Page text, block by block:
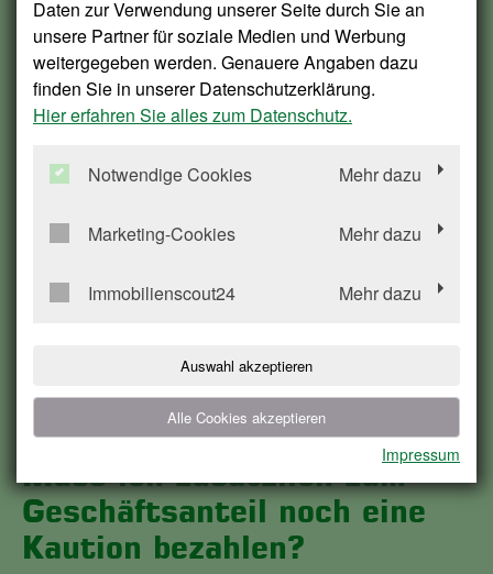
wohnenden Mietparteien der Hundehaltung schriftlich
zugestimmt haben. Es darf nur ein Hund in der Wohnung,
bzw. im Einfamilienhaus, gehalten werden. Das
Ausführen des Hundes in unseren Innenhöfen ist nicht
Die Haltung von sogenannten „gefährlichen Hunden“
nicht genehmigt.
Fische, Hamster etc.) bedarf es keiner Genehmigung
Einfamilienhauses gehalten werden (keine „Freigänger-
Katzen“).
Muss ich zusätzlich zum
Geschäftsanteil noch eine
Kaution bezahlen?
Daten zur Verwendung unserer Seite durch Sie an
unsere Partner für soziale Medien und Werbung
weitergegeben werden. Genauere Angaben dazu
finden Sie in unserer Datenschutzerklärung.
Hier erfahren Sie alles zum Datenschutz.
Notwendige Cookies Mehr dazu
Marketing-Cookies Mehr dazu
Immobilienscout24 Mehr dazu
Auswahl akzeptieren
Alle Cookies akzeptieren
Impressum